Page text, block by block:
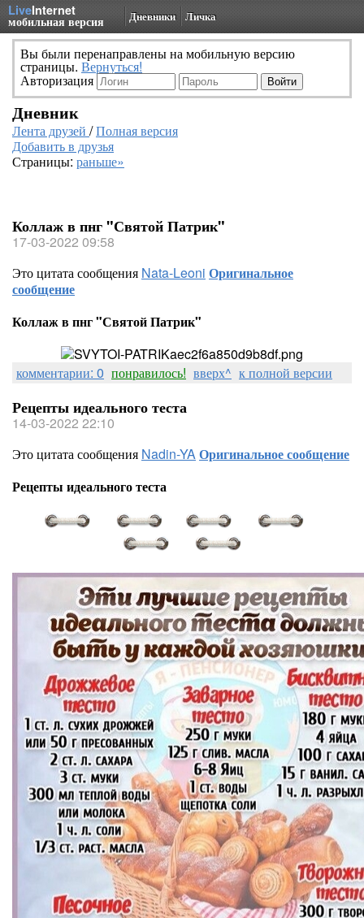
LiveInternet
мобильная версия Дневники Личка
Вы были перенаправлены на мобильную версию
страницы. Вернуться!
Авторизация
Дневник
Лента друзей /Полная версия
Добавить в друзья
Страницы: раньше»
Коллаж в пнг "Святой Патрик"
17-03-2022 09:58
Это цитата сообщения Nata-Leoni Оригинальное
сообщение
Коллаж в пнг "Святой Патрик"
комментарии: 0 понравилось! вверх^ к полной версии
Рецепты идеального теста
14-03-2022 22:10
Это цитата сообщения Nadin-YAОригинальное сообщение
Рецепты идеального теста